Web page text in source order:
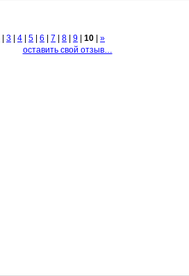
3 4 5 6 7 8 9 10
»
оставить свой отзыв…